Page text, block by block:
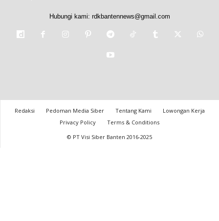
Hubungi kami: rdkbantennews@gmail.com
Redaksi Pedoman Media Siber Tentang Kami
Lowongan Kerja
Privacy Policy
Terms & Conditions
© PT Visi Siber Banten 2016-2025